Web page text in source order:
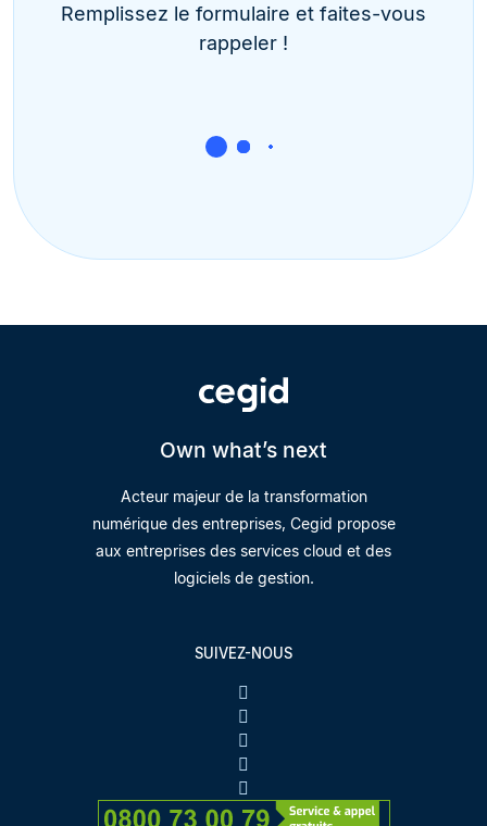
Remplissez le formulaire et faites-vous
rappeler !
Own what’s next
Acteur majeur de la transformation
numérique des entreprises, Cegid propose
aux entreprises des services cloud et des
logiciels de gestion.
SUIVEZ-NOUS